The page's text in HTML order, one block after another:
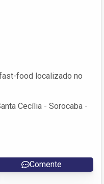
food localizado no
Cecília - Sorocaba -
Comente